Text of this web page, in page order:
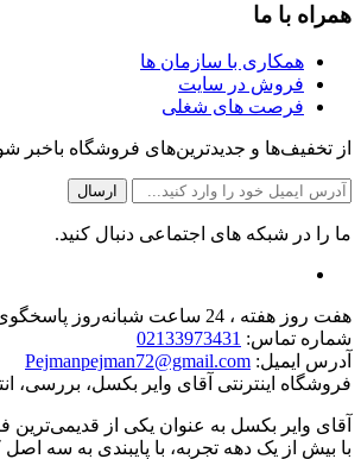
همراه با ما
همکاری با سازمان ها
فروش در سایت
فرصت های شغلی
از تخفیف‌ها و جدیدترین‌های فروشگاه باخبر
ما را در شبکه های اجتماعی دنبال کنید.
هفت روز هفته ، 24 ساعت شبانه‌روز پاسخگوی شما هستیم.
شماره تماس: 02133973431
آدرس ایمیل: Pejmanpejman72@gmail.com
فروشگاه اینترنتی آقای وایر بکسل، بررسی،
آقای وایر بکسل به عنوان یکی از قدیمی‌ترین
با بیش از یک دهه تجربه، با پایبندی به سه